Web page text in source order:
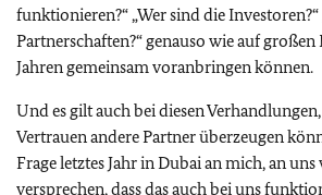
funktionieren?“ „Wer sind die
Partnerschaften?“ genauso wie auf großen
Jahren gemeinsam voranbringen können.
Und es gilt auch bei diesen
Vertrauen andere Partner überzeugen
Frage letztes Jahr in Dubai an mich, an uns
versprechen, dass das auch bei uns